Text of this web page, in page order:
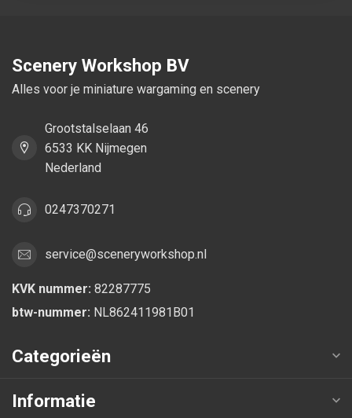
Scenery Workshop BV
Alles voor je miniature wargaming en scenery
Grootstalselaan 46
6533 KK Nijmegen
Nederland
0247370271
service@sceneryworkshop.nl
KVK nummer: 82287775
btw-nummer: NL862411981B01
Categorieën
Informatie